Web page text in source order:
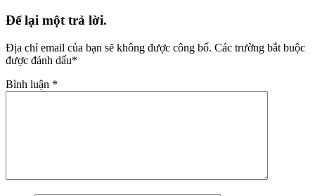
Để lại một trả lời.
Địa chỉ email của bạn sẽ không được công bố. Các trường bắt buộc
được đánh dấu*
Bình luận *